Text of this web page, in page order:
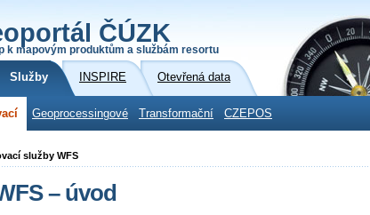
ČÚZK
k mapovým produktům a službám resortu
Služby INSPIRE Otevřená data
Geoprocessingové Transformační CZEPOS
služby WFS
– úvod